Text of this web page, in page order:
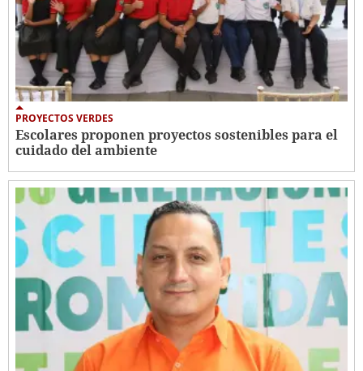
PROYECTOS VERDES
Escolares proponen proyectos sostenibles para el
cuidado del ambiente